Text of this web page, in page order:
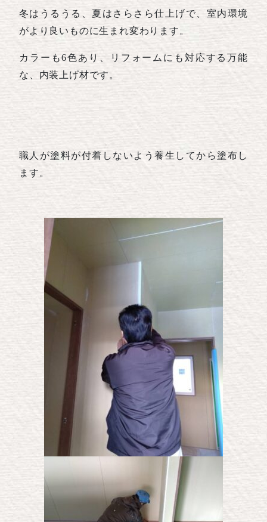
冬はうるうる、夏はさらさら仕上げで、室内環境
がより良いものに生まれ変わります。
カラーも6色あり、リフォームにも対応する万能
な、内装上げ材です。
職人が塗料が付着しないよう養生してから塗布し
ます。